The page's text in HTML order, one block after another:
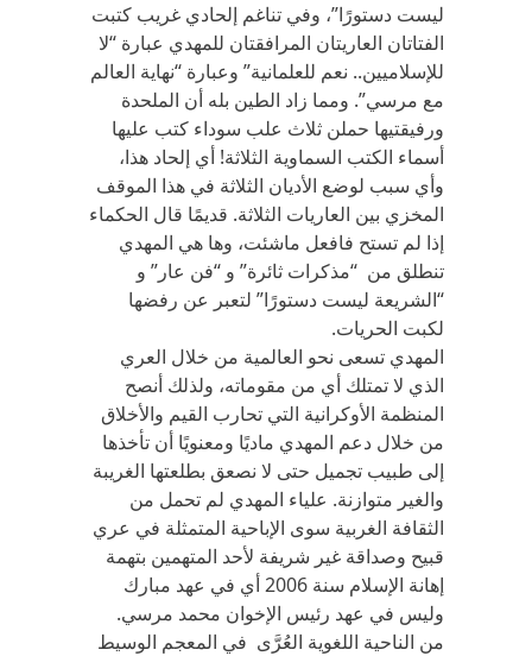
ليست دستورًا”، وفي تناغم إلحادي غريب كتبت
الفتاتان العاريتان المرافقتان للمهدي عبارة “لا
للإسلاميين.. نعم للعلمانية” وعبارة “نهاية العالم
مع مرسي”. ومما زاد الطين بله أن الملحدة
ورفيقتيها حملن ثلاث علب سوداء كتب عليها
أسماء الكتب السماوية الثلاثة! أي إلحاد هذا،
وأي سبب لوضع الأديان الثلاثة في هذا الموقف
المخزي بين العاريات الثلاثة. قديمًا قال الحكماء
إذا لم تستح فافعل ماشئت، وها هي المهدي
تنطلق من “مذكرات ثائرة” و “فن عار” و
“الشريعة ليست دستورًا” لتعبر عن رفضها
لكبت الحريات.
المهدي تسعى نحو العالمية من خلال العري
الذي لا تمتلك أي من مقوماته، ولذلك أنصح
المنظمة الأوكرانية التي تحارب القيم والأخلاق
من خلال دعم المهدي ماديًا ومعنويًا أن تأخذها
إلى طبيب تجميل حتى لا نصعق بطلعتها الغريبة
والغير متوازنة. علياء المهدي لم تحمل من
الثقافة الغربية سوى الإباحية المتمثلة في عري
قبيح وصداقة غير شريفة لأحد المتهمين بتهمة
إهانة الإسلام سنة 2006 أي في عهد مبارك
وليس في عهد رئيس الإخوان محمد مرسي.
من الناحية اللغوية العُرَّى في المعجم الوسيط